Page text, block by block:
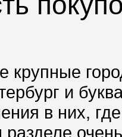
и
в них,